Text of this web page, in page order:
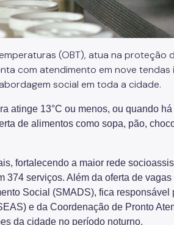
(OBT), atua na proteção
com atendimento em nove
social em toda a cidade.
atinge 13°C ou menos, ou quando
de alimentos como sopa, pão,
fortalecendo a maior rede
374 serviços. Além da oferta de
Social (SMADS), fica responsável
e da Coordenação de Pronto
da cidade no período noturno.